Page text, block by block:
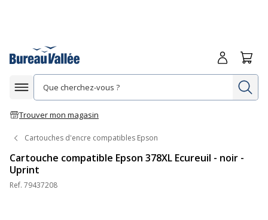
Afficher la navigation
Trouver mon magasin
Me
Cartouches d'encre compatibles Epson
Cartouche compatible Epson 378XL Ecureuil - noir -
Uprint
Ref. 79437208